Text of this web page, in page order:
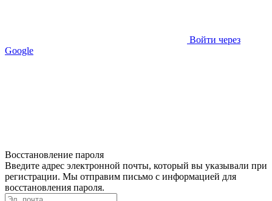
Войти через
Google
Восстановление пароля
Введите адрес электронной почты, который вы указывали при
регистрации. Мы отправим письмо с информацией для
восстановления пароля.